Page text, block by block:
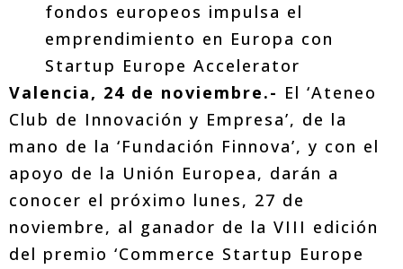
fondos europeos impulsa el
emprendimiento en Europa con
Startup Europe Accelerator
Valencia, 24 de noviembre.- El ‘Ateneo
Club de Innovación y Empresa’, de la
mano de la ‘Fundación Finnova’, y con el
apoyo de la Unión Europea, darán a
conocer el próximo lunes, 27 de
noviembre, al ganador de la VIII edición
del premio ‘Commerce Startup Europe